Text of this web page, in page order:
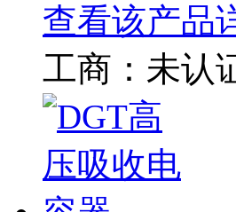
查看该产品
工商： 未认